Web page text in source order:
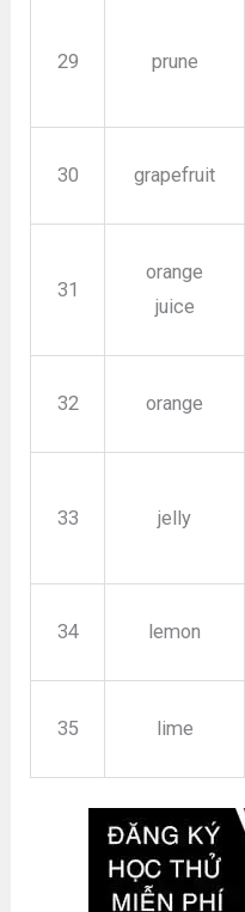
29 prune
30 grapefruit
31
orange
juice
32 orange
33 jelly
34 lemon
35 lime